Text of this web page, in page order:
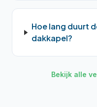
Hoe lang duurt
dakkapel?
Bekijk alle